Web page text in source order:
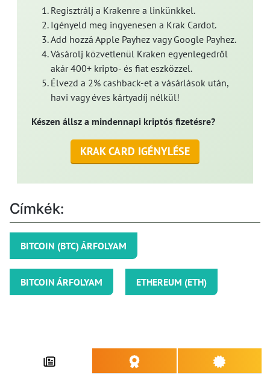
Regisztrálj a Krakenre a linkünkkel.
Igényeld meg ingyenesen a Krak Cardot.
Add hozzá Apple Payhez vagy Google Payhez.
Vásárolj közvetlenül Kraken egyenlegedről
akár 400+ kripto- és fiat eszközzel.
Élvezd a 2% cashback-et a vásárlások után,
havi vagy éves kártyadíj nélkül!
Készen állsz a mindennapi kriptós fizetésre?
KRAK CARD IGÉNYLÉSE
Címkék:
BITCOIN (BTC) ÁRFOLYAM
BITCOIN ÁRFOLYAM ETHEREUM (ETH)